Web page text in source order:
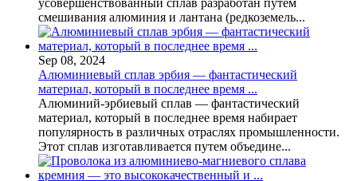
смешивания алюминия и лантана (редкоземель...
Sep 08, 2024
Алюминиевый сплав эрбия — фантастический
материал, который в последнее время ...
Алюминий-эрбиевый сплав — фантастический
материал, который в последнее время набирает
популярность в различных отраслях промышленности.
Этот сплав изготавливается путем объедине...